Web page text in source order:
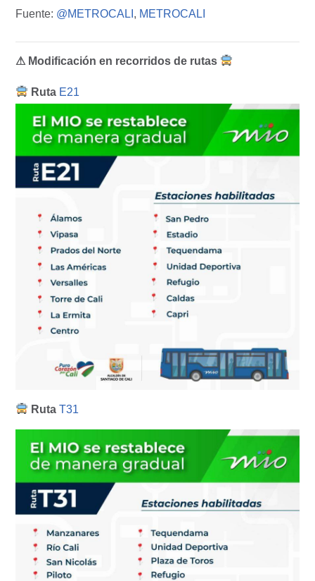
Fuente: @METROCALI , METROCALI
⚠ Modificación en recorridos de rutas
Ruta E21
RutaT31